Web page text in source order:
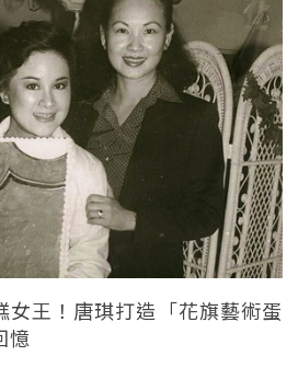
女王！唐琪打造「花旗藝術蛋
憶